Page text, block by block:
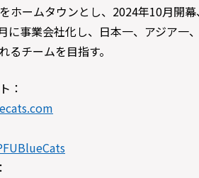
ホームタウンとし、2024年10月開
に事業会社化し、日本一、アジア一
るチームを目指す。
：